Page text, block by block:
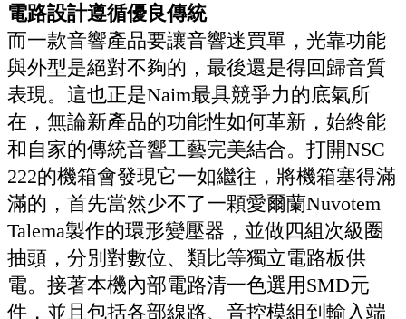
電路設計遵循優良傳統
而一款音響產品要讓音響迷買單，光靠功能
與外型是絕對不夠的，最後還是得回歸音質
表現。這也正是Naim最具競爭力的底氣所
在，無論新產品的功能性如何革新，始終能
和自家的傳統音響工藝完美結合。打開NSC
222的機箱會發現它一如繼往，將機箱塞得滿
滿的，首先當然少不了一顆愛爾蘭Nuvotem
Talema製作的環形變壓器，並做四組次級圈
抽頭，分別對數位、類比等獨立電路板供
電。接著本機內部電路清一色選用SMD元
件，並且包括各部線路、音控模組到輸入端